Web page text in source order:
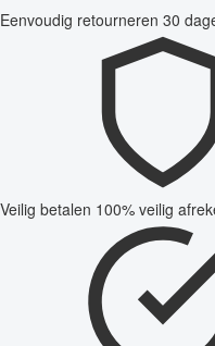
Eenvoudig retourneren 30
Veilig betalen 100% veilig